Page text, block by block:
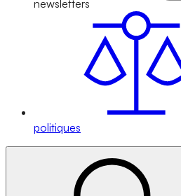
newsletters
politiques